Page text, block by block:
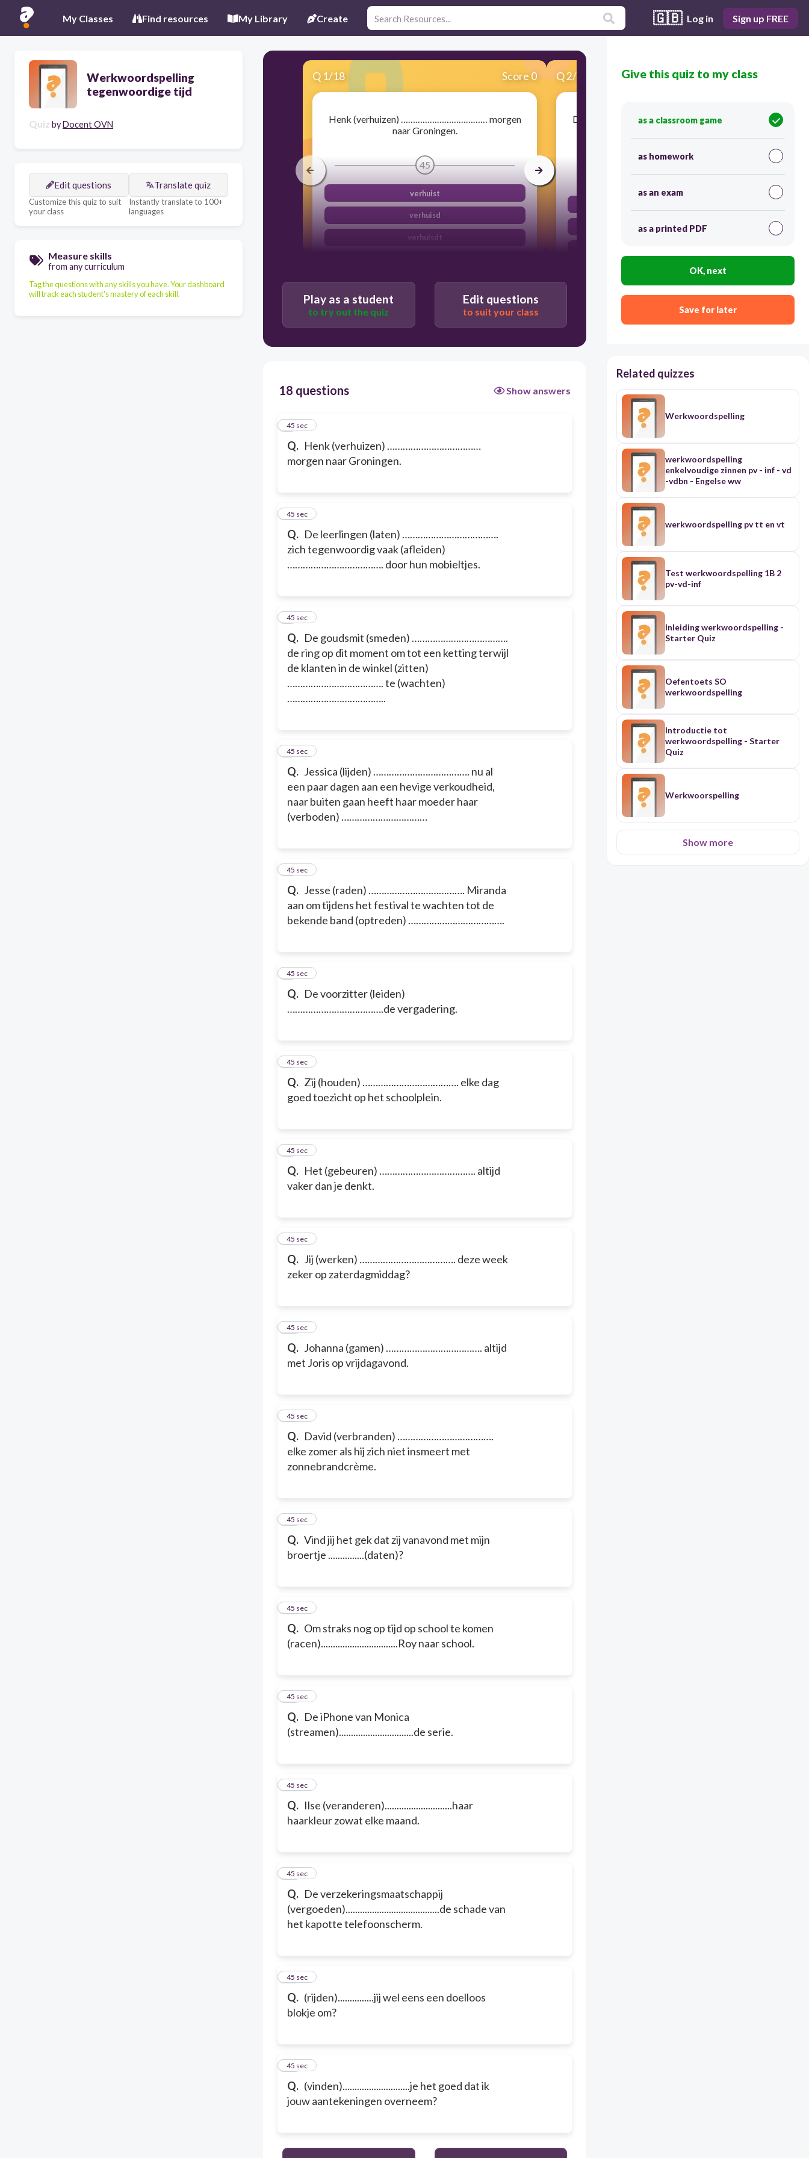
My Classes Find resources My Library Create 🇬🇧 Log in Sign up FREE
Werkwoordspelling
tegenwoordige tijd
Quiz byDocent OVN
Edit questions
Customize this quiz to suit
your class
Translate quiz
Instantly translate to 100+
languages
Measure skills
from any curriculum
Tag the questions with any skills you have. Your dashboard
will track each student's mastery of each skill.
Q 1/18 Score 0
Henk (verhuizen) ……………………………… morgen
naar Groningen.
45
verhuist
verhuisd
verhuisdt
Q2/18 Score 0
De leerlingen (laten) ………………………………. zich
………………………………. door hun mobieltjes.
45
lieten, afleiden
laten, afleidden
Play as a student
to try out the quiz
Edit questions
to suit your class
18 questions Show answers
Q. Henk (verhuizen) ………………………………
morgen naar Groningen.
1
45 sec
Q. De leerlingen (laten) ……………………………….
zich tegenwoordig vaak (afleiden)
………………………………. door hun mobieltjes.
2
45 sec
Q. De goudsmit (smeden) ……………………………….
de ring op dit moment om tot een ketting terwijl
de klanten in de winkel (zitten)
………………………………. te (wachten)
………………………………..
3
45 sec
Q. Jessica (lijden) ………………………………. nu al
een paar dagen aan een hevige verkoudheid,
naar buiten gaan heeft haar moeder haar
(verboden) ……………………………
4
45 sec
Q. Jesse (raden) ………………………………. Miranda
aan om tijdens het festival te wachten tot de
bekende band (optreden) ……………………………….
5
45 sec
Q. De voorzitter (leiden)
……………………………….de vergadering.
6
45 sec
Q. Zij (houden) ………………………………. elke dag
goed toezicht op het schoolplein.
7
45 sec
Q. Het (gebeuren) ………………………………. altijd
vaker dan je denkt.
8
45 sec
Q. Jij (werken) ………………………………. deze week
zeker op zaterdagmiddag?
9
45 sec
Q. Johanna (gamen) ………………………………. altijd
met Joris op vrijdagavond.
10
45 sec
Q. David (verbranden) ……………………………….
elke zomer als hij zich niet insmeert met
zonnebrandcrème.
11
45 sec
Q. Vind jij het gek dat zij vanavond met mijn
broertje ...............(daten)?
12
45 sec
Q. Om straks nog op tijd op school te komen
(racen)................................Roy naar school.
13
45 sec
Q. De iPhone van Monica
(streamen)...............................de serie.
14
45 sec
Q. Ilse (veranderen)............................haar
haarkleur zowat elke maand.
15
45 sec
Q. De verzekeringsmaatschappij
(vergoeden).......................................de schade van
het kapotte telefoonscherm.
16
45 sec
Q. (rijden)...............jij wel eens een doelloos
blokje om?
17
45 sec
Q. (vinden)............................je het goed dat ik
jouw aantekeningen overneem?
18
45 sec
Give this quiz to my class
as a classroom game
as homework
as an exam
as a printed PDF
OK, next
Save for later
Related quizzes
Werkwoordspelling
werkwoordspelling
enkelvoudige zinnen pv - inf - vd
-vdbn - Engelse ww
werkwoordspelling pv tt en vt
Test werkwoordspelling 1B 2
pv-vd-inf
Inleiding werkwoordspelling -
Starter Quiz
Oefentoets SO
werkwoordspelling
Introductie tot
werkwoordspelling - Starter
Quiz
Werkwoorspelling
Show more